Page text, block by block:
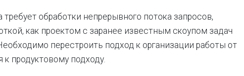
требует обработки непрерывного потока запросов,
как проектом с заранее известным скоупом задач
перестроить подход к организации работы от
к продуктовому подходу.